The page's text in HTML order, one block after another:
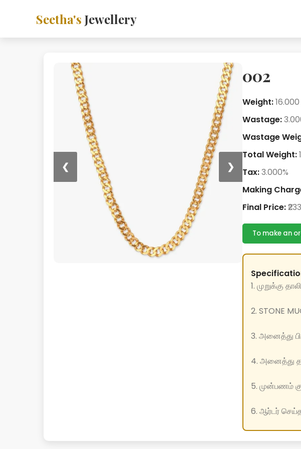
Seetha's Jewellery
❮ ❯
002
Weight:
Wastage:
Wastage
Total Weight:
Tax:3.000%
Making
Final Price:
To make an
1. முறுக்கு
2. STONE
3. அனைத்து
4. அனைத்து
5. முன்பணம்
6. ஆர்டர்